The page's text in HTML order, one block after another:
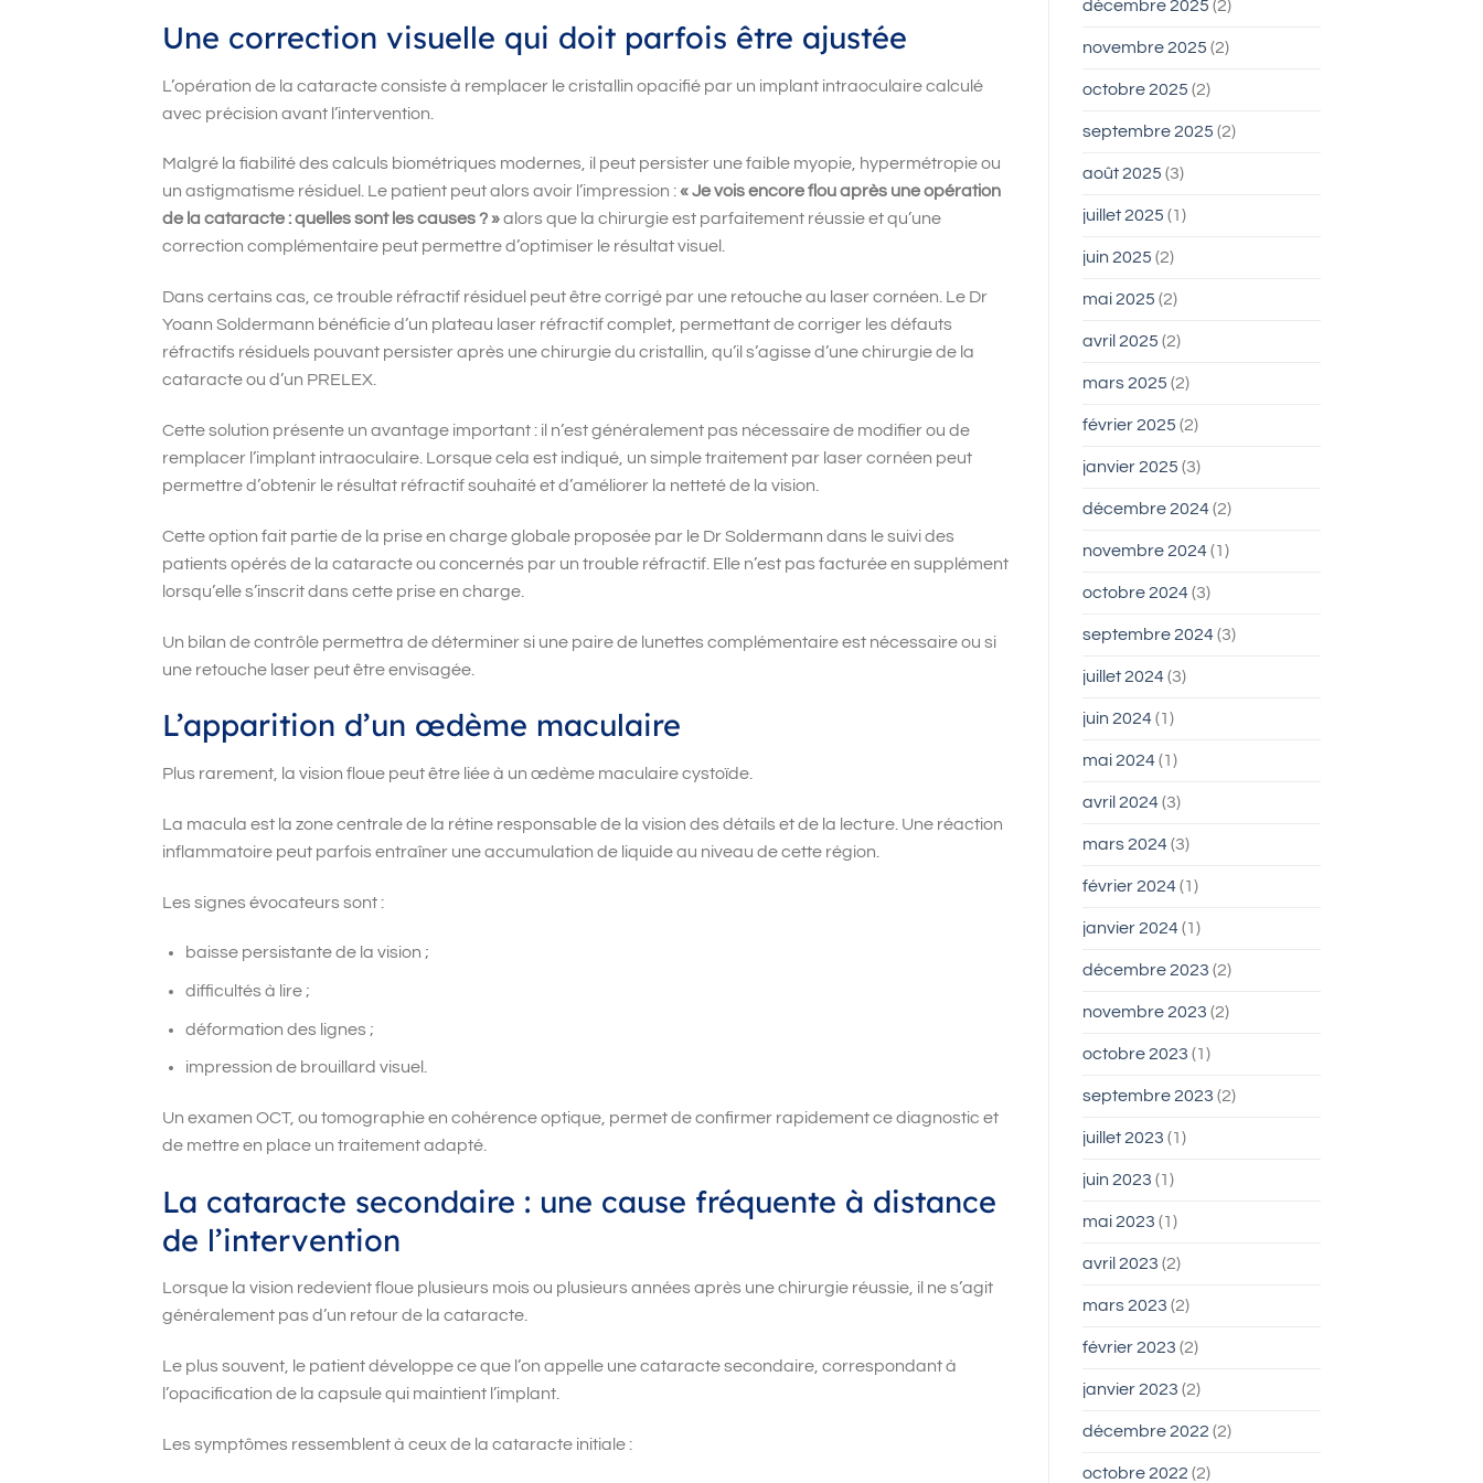
Une correction visuelle qui doit parfois être ajustée
L’opération de la cataracte consiste à remplacer le cristallin opacifié par un implant intraoculaire calculé
avec précision avant l’intervention.
Malgré la fiabilité des calculs biométriques modernes, il peut persister une faible myopie, hypermétropie ou
un astigmatisme résiduel. Le patient peut alors avoir l’impression :« Je vois encore flou après une opération
de la cataracte : quelles sont les causes ? »alors que la chirurgie est parfaitement réussie et qu’une
correction complémentaire peut permettre d’optimiser le résultat visuel.
Dans certains cas, ce trouble réfractif résiduel peut être corrigé par une retouche au laser cornéen. Le Dr
Yoann Soldermann bénéficie d’un plateau laser réfractif complet, permettant de corriger les défauts
réfractifs résiduels pouvant persister après une chirurgie du cristallin, qu’il s’agisse d’une chirurgie de la
cataracte ou d’un PRELEX.
Cette solution présente un avantage important : il n’est généralement pas nécessaire de modifier ou de
remplacer l’implant intraoculaire. Lorsque cela est indiqué, un simple traitement par laser cornéen peut
permettre d’obtenir le résultat réfractif souhaité et d’améliorer la netteté de la vision.
Cette option fait partie de la prise en charge globale proposée par le Dr Soldermann dans le suivi des
patients opérés de la cataracte ou concernés par un trouble réfractif. Elle n’est pas facturée en supplément
lorsqu’elle s’inscrit dans cette prise en charge.
Un bilan de contrôle permettra de déterminer si une paire de lunettes complémentaire est nécessaire ou si
une retouche laser peut être envisagée.
L’apparition d’un œdème maculaire
Plus rarement, la vision floue peut être liée à un œdème maculaire cystoïde.
La macula est la zone centrale de la rétine responsable de la vision des détails et de la lecture. Une réaction
inflammatoire peut parfois entraîner une accumulation de liquide au niveau de cette région.
Les signes évocateurs sont :
baisse persistante de la vision ;
difficultés à lire ;
déformation des lignes ;
impression de brouillard visuel.
Un examen OCT, ou tomographie en cohérence optique, permet de confirmer rapidement ce diagnostic et
de mettre en place un traitement adapté.
La cataracte secondaire : une cause fréquente à distance
de l’intervention
Lorsque la vision redevient floue plusieurs mois ou plusieurs années après une chirurgie réussie, il ne s’agit
généralement pas d’un retour de la cataracte.
Le plus souvent, le patient développe ce que l’on appelle une cataracte secondaire, correspondant à
l’opacification de la capsule qui maintient l’implant.
Les symptômes ressemblent à ceux de la cataracte initiale :
décembre 2025 (2)
novembre 2025 (2)
octobre 2025 (2)
septembre 2025 (2)
août 2025 (3)
juillet 2025 (1)
juin 2025 (2)
mai 2025 (2)
avril 2025 (2)
mars 2025 (2)
février 2025 (2)
janvier 2025 (3)
décembre 2024(2)
novembre 2024(1)
octobre 2024(3)
septembre 2024(3)
juillet 2024(3)
juin 2024(1)
mai 2024(1)
avril 2024(3)
mars 2024(3)
février 2024(1)
janvier 2024(1)
décembre 2023 (2)
novembre 2023 (2)
octobre 2023 (1)
septembre 2023 (2)
juillet 2023 (1)
juin 2023 (1)
mai 2023 (1)
avril 2023 (2)
mars 2023 (2)
février 2023 (2)
janvier 2023 (2)
décembre 2022 (2)
octobre 2022 (2)